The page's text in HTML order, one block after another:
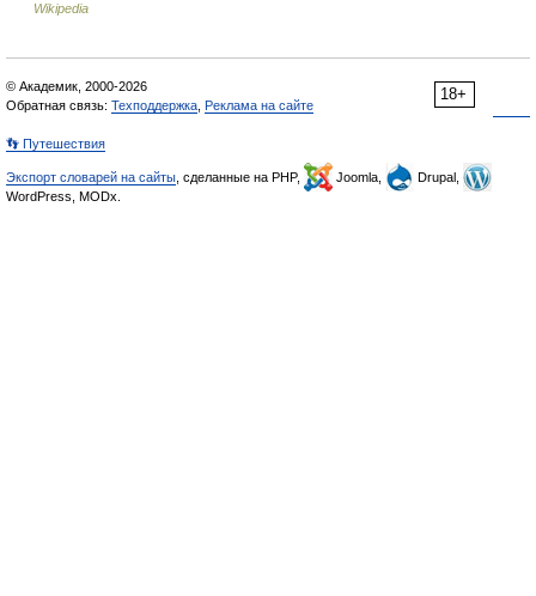
Wikipedia
18+
© Академик, 2000-2026
Обратная связь: Техподдержка Реклама на сайте
👣 Путешествия
Экспорт словарей на сайты , сделанные на PHP, Joomla,
Drupal,
WordPress, MODx.